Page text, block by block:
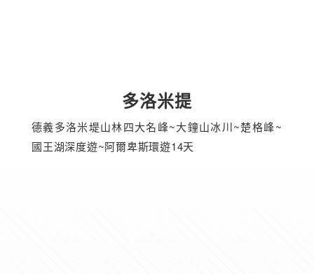
多洛米提
德義多洛米堤山林四大名峰~大鐘山冰川~楚格峰~
國王湖深度遊~阿爾卑斯環遊14天